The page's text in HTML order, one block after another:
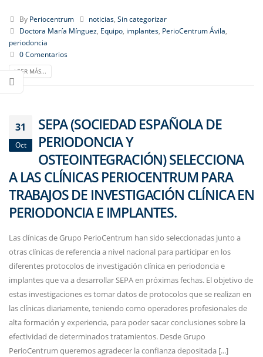
By Periocentrum noticias ,Sin categorizar
Doctora María Mínguez Equipo, implantes, PerioCentrum Ávila
periodoncia
0 Comentarios
LEER MÁS...
31
Oct
SEPA (SOCIEDAD ESPAÑOLA DE
PERIODONCIA Y
OSTEOINTEGRACIÓN) SELECCIONA
A LAS CLÍNICAS PERIOCENTRUM PARA
TRABAJOS DE INVESTIGACIÓN CLÍNICA EN
PERIODONCIA E IMPLANTES.
Las clínicas de Grupo PerioCentrum han sido seleccionadas junto a
otras clínicas de referencia a nivel nacional para participar en los
diferentes protocolos de investigación clínica en periodoncia e
implantes que va a desarrollar SEPA en próximas fechas. El objetivo de
estas investigaciones es tomar datos de protocolos que se realizan en
las clínicas diariamente, teniendo como operadores profesionales de
alta formación y experiencia, para poder sacar conclusiones sobre la
efectividad de determinados tratamientos. Desde Grupo
PerioCentrum queremos agradecer la confianza depositada [...]